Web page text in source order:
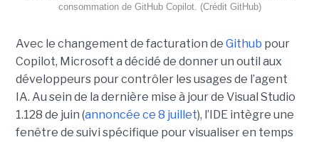
consommation de GitHub Copilot. (Crédit GitHub)
Avec le changement de facturation de Github pour
Copilot, Microsoft a décidé de donner un outil aux
développeurs pour contrôler les usages de l’agent
IA. Au sein de la dernière mise à jour de Visual Studio
1.128 de juin (annoncée ce 8 juillet), l’IDE intègre une
fenêtre de suivi spécifique pour visualiser en temps